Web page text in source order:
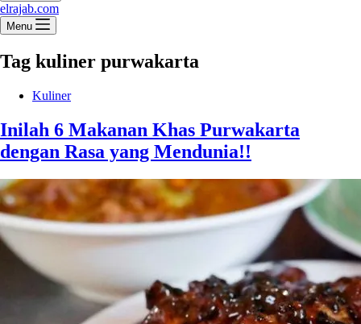
elrajab.com
Menu
Tag kuliner purwakarta
Kuliner
Inilah 6 Makanan Khas Purwakarta
dengan Rasa yang Mendunia!!